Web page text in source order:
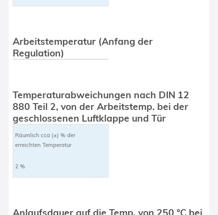
Arbeitstemperatur (Anfang der
Regulation)
Temperaturabweichungen nach DIN 12
880 Teil 2, von der Arbeitstemp. bei der
geschlossenen Luftklappe und Tür
Räumlich cca (±) % der
erreichten Temperatur
2 %
Anlaufsdauer auf die Temp. von 250 °C bei